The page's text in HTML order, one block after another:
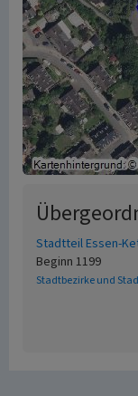
Stadtteil Essen-
Beginn 1199
Stadtbezirke und